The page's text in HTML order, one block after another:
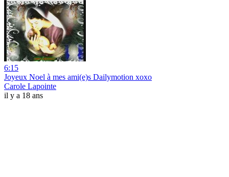
6:15
Joyeux Noel à mes ami(e)s Dailymotion xoxo
Carole Lapointe
il y a 18 ans